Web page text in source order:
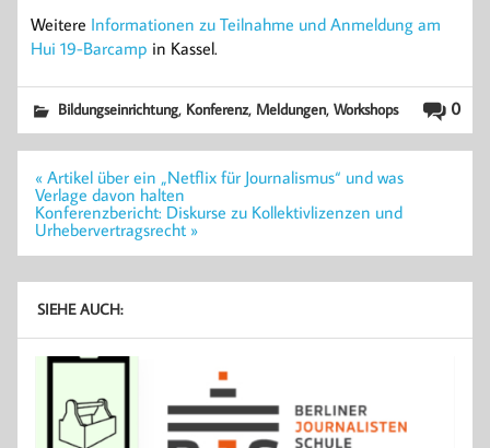
Weitere Informationen zu Teilnahme und Anmeldung am
Hui 19-Barcamp in Kassel.
0
Bildungseinrichtung, Konferenz, Meldungen,Workshops
Beitragsnavigation
« Artikel über ein „Netflix für Journalismus“ und was
Verlage davon halten
Konferenzbericht: Diskurse zu Kollektivlizenzen und
Urhebervertragsrecht »
SIEHE AUCH: